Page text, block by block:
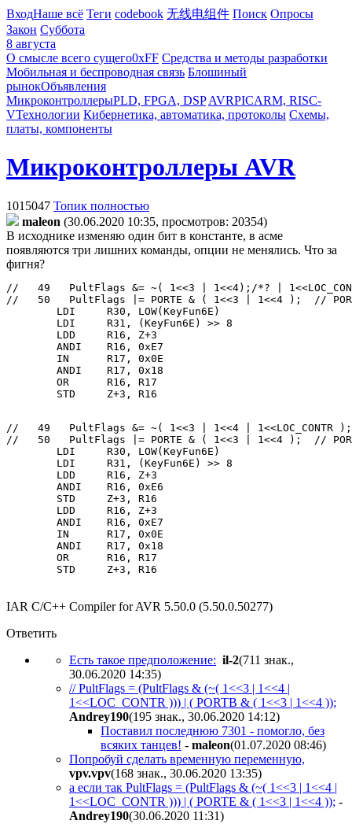
ВходНаше всё Теги codebook 无线电组件 Поиск Опросы
Закон Суббота
8 августа
О смысле всего сущего0xFF Средства и методы разработки
Мобильная и беспроводная связь Блошиный
рынокОбъявления
МикроконтроллерыPLD, FPGA, DSP AVRPICARM, RISC-
VТехнологии Кибернетика, автоматика, протоколы Схемы,
платы, компоненты
Микроконтроллеры AVR
1015047 Топик полностью
maleon (30.06.2020 10:35, просмотров: 20354)
В исходнике изменяю один бит в константе, в асме
появляются три лишних команды, опции не менялись. Что за
фигня?
//   49   PultFlags &= ~( 1<<3 | 1<<4);/*? |
//   50   PultFlags |= PORTE & ( 1<<3 | 1<<4 );  //
        LDI     R30, LOW(KeyFun6E)
        LDI     R31, (KeyFun6E) >> 8
        LDD     R16, Z+3
        ANDI    R16, 0xE7
        IN      R17, 0x0E
        ANDI    R17, 0x18
        OR      R16, R17
        STD     Z+3, R16
//   49   PultFlags &= ~( 1<<3 | 1<<4 | 1<<LOC_CONTR );
//   50   PultFlags |= PORTE & ( 1<<3 | 1<<4 );  //
        LDI     R30, LOW(KeyFun6E)
        LDI     R31, (KeyFun6E) >> 8
        LDD     R16, Z+3
        ANDI    R16, 0xE6
        STD     Z+3, R16
        LDD     R16, Z+3
        ANDI    R16, 0xE7
        IN      R17, 0x0E
        ANDI    R17, 0x18
        OR      R16, R17
        STD     Z+3, R16
IAR C/C++ Compiler for AVR 5.50.0 (5.50.0.50277)
Ответить
Есть такое предположение: il-2(711 знак.,
30.06.2020 14:35)
// PultFlags = (PultFlags & (~( 1<<3 | 1<<4 |
1<<LOC_CONTR ))) | ( PORTB & ( 1<<3 | 1<<4 ));
Andrey190(195 знак., 30.06.2020 14:12)
Поставил последнюю 7301 - помогло, без
всяких танцев! - maleon(01.07.2020 08:46)
Попробуй сделать временную переменную,
vpv.vpv(168 знак., 30.06.2020 13:35)
а если так PultFlags = (PultFlags & (~( 1<<3 | 1<<4 |
1<<LOC_CONTR ))) | ( PORTE & ( 1<<3 | 1<<4 )); -
Andrey190(30.06.2020 11:31)